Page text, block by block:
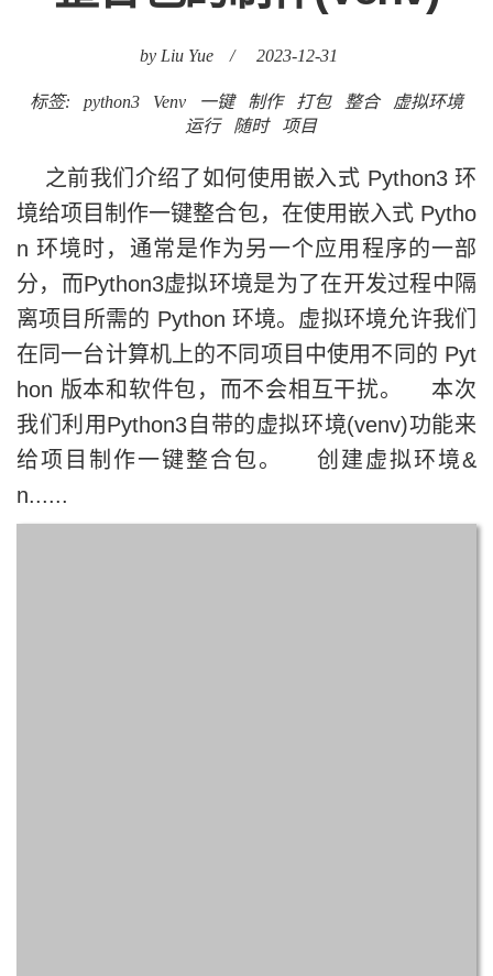
by Liu Yue / 2023-12-31
标签: python3 Venv 一键 制作 打包 整合
虚拟环境
运行
随时 项目
之前我们介绍了如何使用嵌入式 Python3 环
境给项目制作一键整合包，在使用嵌入式 Pytho
n 环境时，通常是作为另一个应用程序的一部
分，而Python3虚拟环境是为了在开发过程中隔
离项目所需的 Python 环境。虚拟环境允许我们
在同一台计算机上的不同项目中使用不同的 Pyt
hon 版本和软件包，而不会相互干扰。 本次
我们利用Python3自带的虚拟环境(venv)功能来
给项目制作一键整合包。 创建虚拟环境&
n......